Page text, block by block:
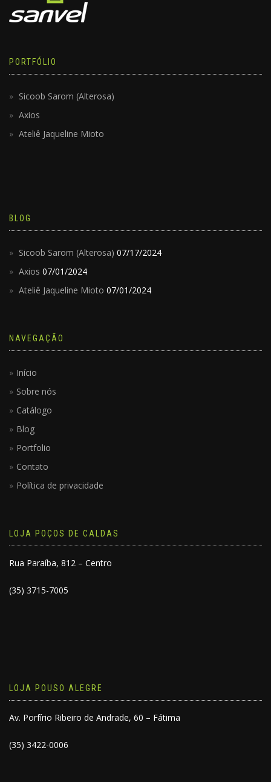
PORTFÓLIO
Sicoob Sarom (Alterosa)
Axios
Ateliê Jaqueline Mioto
BLOG
Sicoob Sarom (Alterosa) 07/17/2024
Axios 07/01/2024
Ateliê Jaqueline Mioto 07/01/2024
NAVEGAÇÃO
Início
Sobre nós
Catálogo
Blog
Portfolio
Contato
Política de privacidade
LOJA POÇOS DE CALDAS
Rua Paraíba, 812 – Centro
(35) 3715-7005
LOJA POUSO ALEGRE
Av. Porfírio Ribeiro de Andrade, 60 – Fátima
(35) 3422-0006